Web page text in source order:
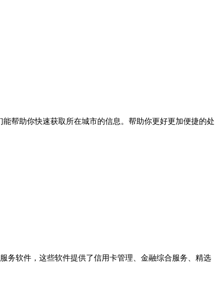
帮助你快速获取所在城市的信息。帮助你更好更加便捷的处
务软件，这些软件提供了信用卡管理、金融综合服务、精选